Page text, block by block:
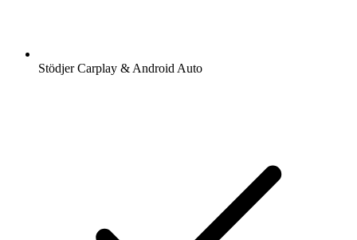
Stödjer Carplay & Android Auto